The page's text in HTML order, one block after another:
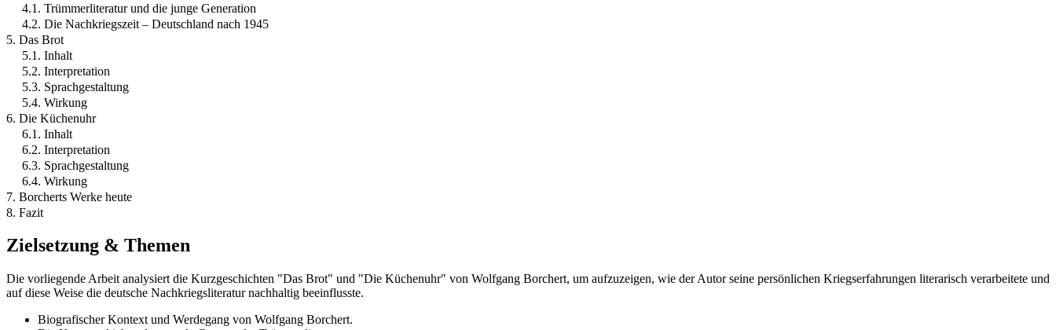
4.1. Trümmerliteratur und die junge Generation
4.2. Die Nachkriegszeit – Deutschland nach 1945
5. Das Brot
5.1. Inhalt
5.2. Interpretation
5.3. Sprachgestaltung
5.4. Wirkung
6. Die Küchenuhr
6.1. Inhalt
6.2. Interpretation
6.3. Sprachgestaltung
6.4. Wirkung
7. Borcherts Werke heute
8. Fazit
Zielsetzung & Themen
Die vorliegende Arbeit analysiert die Kurzgeschichten "Das Brot" und "Die Küchenuhr" von Wolfgang Borchert, um aufzuzeigen, wie der Autor seine persönlichen Kriegserfahrungen literarisch verarbeitete und
auf diese Weise die deutsche Nachkriegsliteratur nachhaltig beeinflusste.
Biografischer Kontext und Werdegang von Wolfgang Borchert.